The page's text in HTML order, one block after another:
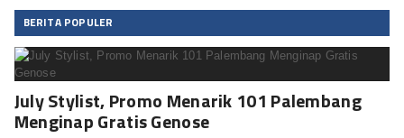
BERITA POPULER
July Stylist, Promo Menarik 101 Palembang
Menginap Gratis Genose